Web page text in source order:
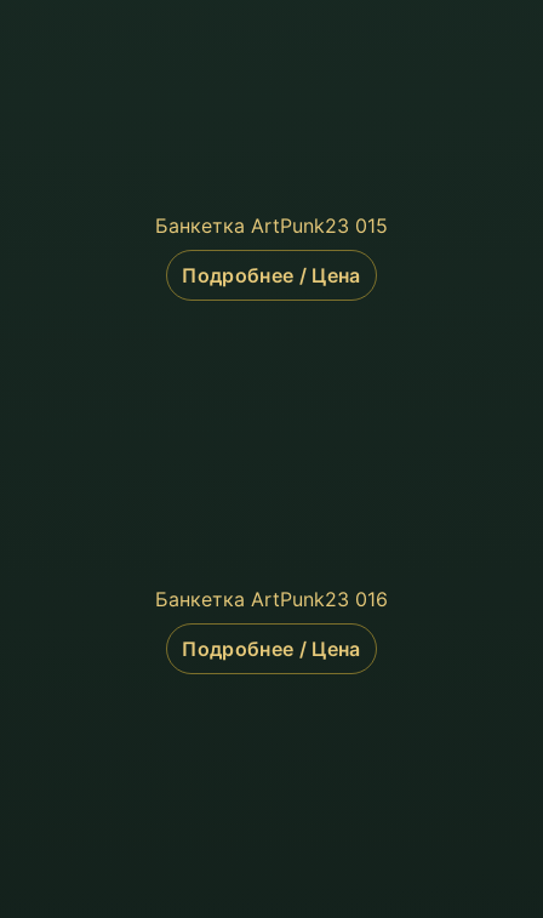
Банкетка ArtPunk23 015
Подробнее / Цена
Банкетка ArtPunk23 016
Подробнее / Цена